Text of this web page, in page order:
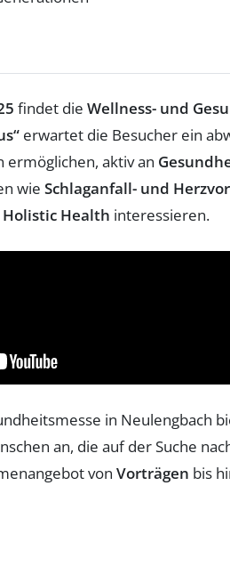
findet die Wellness- und
erwartet die Besucher ein
ermöglichen, aktiv an
wie Schlaganfall- und
Holistic Health interessieren.
in Neulengbach
an, die auf der Suche
von Vorträgen bis